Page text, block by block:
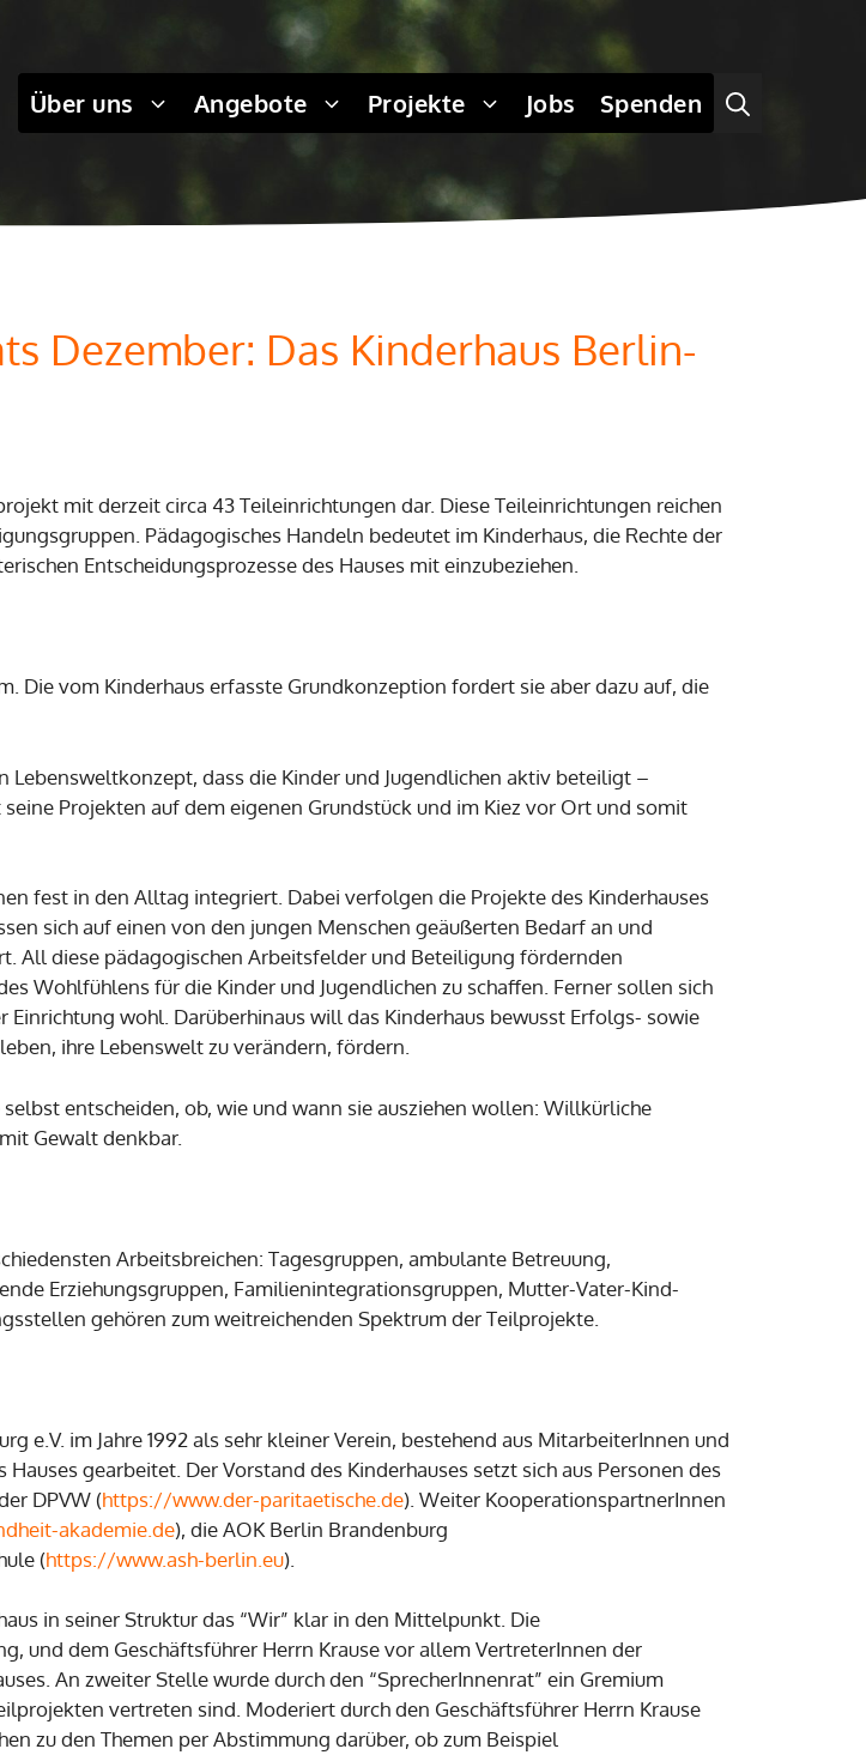
Über uns Angebote Projekte Jobs Spenden
Dezember: Das Kinderhaus Berlin-
mit derzeit circa 43 Teileinrichtungen dar. Diese Teileinrichtungen reichen
Pädagogisches Handeln bedeutet im Kinderhaus, die Rechte der
Entscheidungsprozesse des Hauses mit einzubeziehen.
Die vom Kinderhaus erfasste Grundkonzeption fordert sie aber dazu auf, die
dass die Kinder und Jugendlichen aktiv beteiligt –
Projekten auf dem eigenen Grundstück und im Kiez vor Ort und somit
fest in den Alltag integriert. Dabei verfolgen die Projekte des Kinderhauses
sich auf einen von den jungen Menschen geäußerten Bedarf an und
All diese pädagogischen Arbeitsfelder und Beteiligung fördernden
Wohlfühlens für die Kinder und Jugendlichen zu schaffen. Ferner sollen sich
wohl. Darüberhinaus will das Kinderhaus bewusst Erfolgs- sowie
ihre Lebenswelt zu verändern, fördern.
entscheiden, ob, wie und wann sie ausziehen wollen: Willkürliche
Gewalt denkbar.
Arbeitsbreichen: Tagesgruppen, ambulante Betreuung,
Erziehungsgruppen, Familienintegrationsgruppen, Mutter-Vater-Kind-
gehören zum weitreichenden Spektrum der Teilprojekte.
e.V. im Jahre 1992 als sehr kleiner Verein, bestehend aus MitarbeiterInnen und
gearbeitet. Der Vorstand des Kinderhauses setzt sich aus Personen des
DPVW (https://www.der-paritaetische.de). Weiter KooperationspartnerInnen
akademie.de), die AOK Berlin Brandenburg
(https://www.ash-berlin.eu).
in seiner Struktur das “Wir” klar in den Mittelpunkt. Die
und dem Geschäftsführer Herrn Krause vor allem VertreterInnen der
An zweiter Stelle wurde durch den “SprecherInnenrat” ein Gremium
vertreten sind. Moderiert durch den Geschäftsführer Herrn Krause
zu den Themen per Abstimmung darüber, ob zum Beispiel